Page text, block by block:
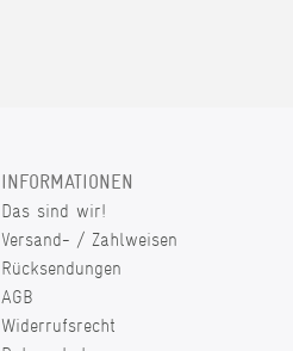
INFORMATIONEN
Das sind wir!
Versand- / Zahlweisen
Rücksendungen
AGB
Widerrufsrecht